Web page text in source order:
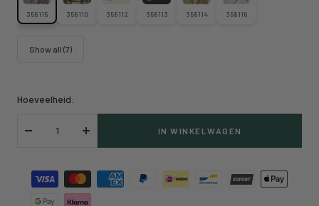
358115 358110 358112 358113 358114 358116
Show all (7)
Hoeveelheid:
Verlaag
Verhoog
IN WINKELWAGEN